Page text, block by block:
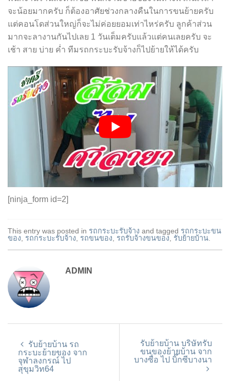
จะน้อยมากครับ ก็ต้องอาศัยช่วงกลางคืนในการขนย้ายครับ
แต่คอนโดส่วนใหญ่ก็จะไม่ค่อยยอมเท่าไหร่ครับ ลูกค้าส่วน
มากจะลางานกันไปเลย 1 วันเต็มครับแล้วแต่คนเลยครับ จะ
เช้า สาย บ่าย ค่ำ ทีมรถกระบะรับจ้างก็ไปย้ายให้ได้ครับ
[ninja_form id=2]
This entry was posted in รถกระบะรับจ้าง and tagged รถกระบะขน
ของ, รถกระบะรับจ้าง, รถขนของ, รถรับจ้างขนของ, รับย้ายบ้าน.
ADMIN
รับย้ายบ้าน รถ
กระบะย้ายของ จาก
จุฬาลงกรณ์ ไป
สุขุมวิท64
รับย้ายบ้าน บริษัทรับ
ขนของย้ายบ้าน จาก
บางซื่อ ไป บิ๊กซีบางนา